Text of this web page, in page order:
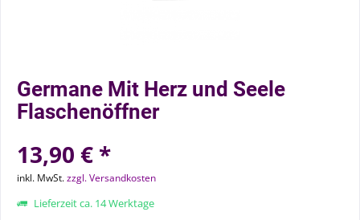
Germane Mit Herz und Seele
Flaschenöffner
13,90 € *
inkl. MwSt.zzgl. Versandkosten
Lieferzeit ca. 14 Werktage